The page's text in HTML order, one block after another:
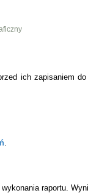
ich zapisaniem
.
raportu.